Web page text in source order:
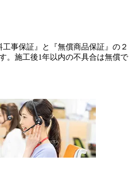
事保証』と『無償商品保証』の２
。施工後1年以内の不具合は無償で